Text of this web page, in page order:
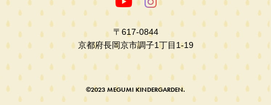
〒617-0844
京都府長岡京市調子1丁目1-19
©2023 MEGUMI KINDERGARDEN.